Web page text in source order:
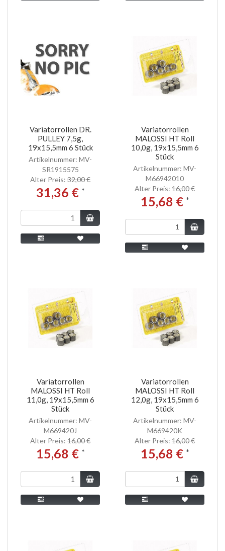
Variatorrollen DR.
PULLEY 7,5g,
19x15,5mm 6 Stück
Artikelnummer: MV-
SR1915575
Alter Preis: 32,00 €
31,36 € *
Variatorrollen
MALOSSI HT Roll
10,0g, 19x15,5mm 6
Stück
Artikelnummer: MV-
M66942010
Alter Preis: 16,00 €
15,68 € *
Variatorrollen
MALOSSI HT Roll
11,0g, 19x15,5mm 6
Stück
Artikelnummer: MV-
M669420J
Alter Preis: 16,00 €
15,68 € *
Variatorrollen
MALOSSI HT Roll
12,0g, 19x15,5mm 6
Stück
Artikelnummer: MV-
M669420K
Alter Preis: 16,00 €
15,68 € *